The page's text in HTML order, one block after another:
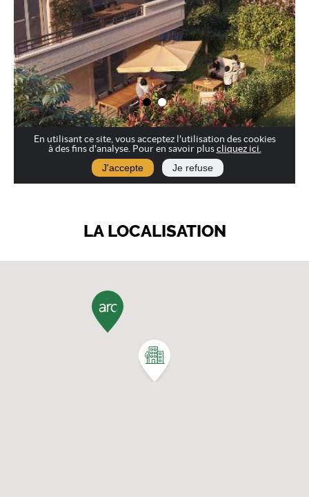
LA LOCALISATION